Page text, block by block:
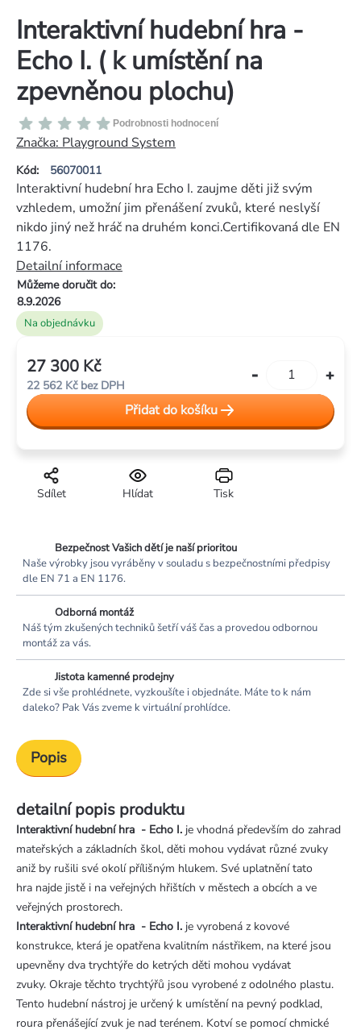
Interaktivní hudební hra -
Echo I. ( k umístění na
zpevněnou plochu)
Kód: 56070011
Průměrné
hodnocení
produktu
je
0,0
5
hvězdiček.
Podrobnosti hodnocení
Značka: Playground System
Na objednávku
Můžeme doručit do:
8.9.2026
Interaktivní hudební hra Echo I. zaujme děti již svým
vzhledem, umožní jim přenášení zvuků, které neslyší
nikdo jiný než hráč na druhém konci.Certifikovaná dle EN
1176.
Detailní informace
Tisk
Hlídat
Sdílet
27 300 Kč
22 562 Kč bez DPH
cena:
Přidat do košíku
Bezpečnost Vašich dětí je naší prioritou
Naše výrobky jsou vyráběny v souladu s bezpečnostními předpisy
dle EN 71 a EN 1176.
Odborná montáž
Náš tým zkušených techniků šetří váš čas a provedou odbornou
montáž za vás.
Jistota kamenné prodejny
Zde si vše prohlédnete, vyzkoušíte i objednáte. Máte to k nám
daleko? Pak Vás zveme k virtuální prohlídce.
Popis
detailní popis produktu
Interaktivní hudební hra - Echo I. je vhodná především do zahrad
mateřských a základních škol, děti mohou vydávat různé zvuky
aniž by rušili své okolí přílišným hlukem. Své uplatnění tato
hra najde jistě i na veřejných hřištích v městech a obcích a ve
veřejných prostorech.
Interaktivní hudební hra - Echo I. je vyrobená z kovové
konstrukce, která je opatřena kvalitním nástřikem, na které jsou
upevněny dva trychtýře do ketrých děti mohou vydávat
zvuky. Okraje těchto trychtýřů jsou vyrobené z odolného plastu.
Tento hudební nástroj je určený k umístění na pevný podklad,
roura přenášející zvuk je nad terénem. Kotví se pomocí chmické